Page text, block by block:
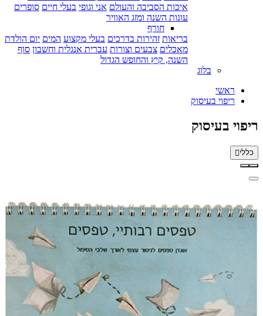
איכות הסביבה והעולם אני וגופי בעלי חיים סופרים
עונות השנה ומזג האוויר
חורף
בריאות זהירות בדרכים בעלי מקצוע המים יום הולדת
מאכלים צבעים וצורות עברית אנגלית וחשבון סוף
השנה, קיץ והחופש הגדול
בלוג
ראשי
ריפוי בעיסוק
ריפוי בעיסוק
כללי